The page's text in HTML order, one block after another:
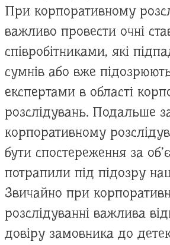
При корпоративному
важливо провести очні
співробітниками, які
сумнів або вже
експертами в області
розслідувань. Подальше
корпоративному
бути спостереження за
потрапили під підозру
Звичайно при
розслідуванні важлива
довіру замовника до